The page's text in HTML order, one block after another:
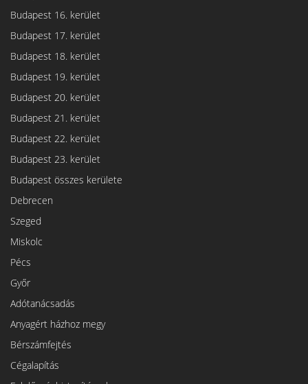
Budapest 16. kerület
Budapest 17. kerület
Budapest 18. kerület
Budapest 19. kerület
Budapest 20. kerület
Budapest 21. kerület
Budapest 22. kerület
Budapest 23. kerület
Budapest összes kerülete
Debrecen
Szeged
Miskolc
Pécs
Győr
Adótanácsadás
Anyagért házhoz megy
Bérszámfejtés
Cégalapítás